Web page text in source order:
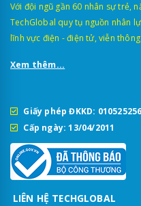
Với đội ngũ gần 60 nhân sự trẻ,
TechGlobal quy tụ nguồn nhân
lĩnh vực điện - điện tử, viễn
Xem thêm...
Giấy phép ĐKKD:
Cấp ngày: 13/04/2011
LIÊN HỆ TECHGLOBAL